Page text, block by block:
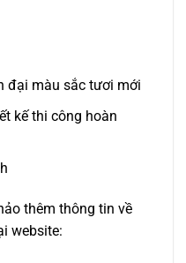
đại màu sắc tươi mới
kế thi công hoàn
thêm thông tin về
website: